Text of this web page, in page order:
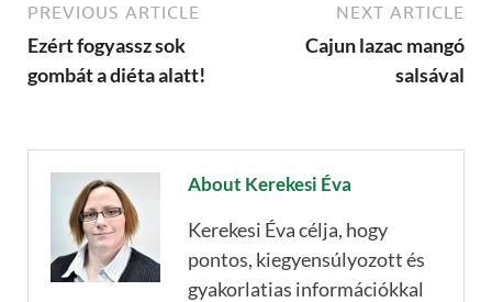
PREVIOUS ARTICLE
Ezért fogyassz sok
gombát a diéta alatt!
NEXT ARTICLE
Cajun lazac mangó
salsával
About Kerekesi Éva
Kerekesi Éva célja, hogy
pontos, kiegyensúlyozott és
gyakorlatias információkkal